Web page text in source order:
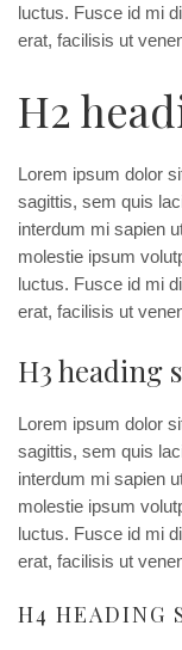
luctus. Fusce id mi
erat, facilisis ut
H2
Lorem ipsum dolor
sagittis, sem quis
interdum mi sapien
molestie ipsum
luctus. Fusce id mi
erat, facilisis ut
H3 heading
Lorem ipsum dolor
sagittis, sem quis
interdum mi sapien
molestie ipsum
luctus. Fusce id mi
erat, facilisis ut
H4 HEADING